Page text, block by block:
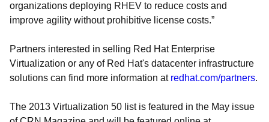
organizations deploying RHEV to reduce costs and
improve agility without prohibitive license costs.”
Partners interested in selling Red Hat Enterprise
Virtualization or any of Red Hat's datacenter infrastructure
solutions can find more information at redhat.com/partners.
The 2013 Virtualization 50 list is featured in the May issue